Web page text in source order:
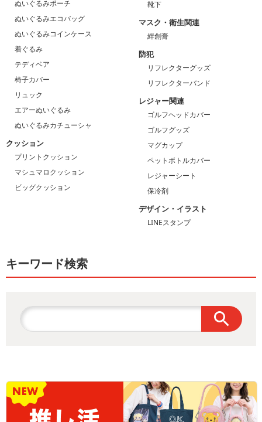
ぬいぐるみポーチ
ぬいぐるみエコバッグ
ぬいぐるみコインケース
着ぐるみ
テディベア
椅子カバー
リュック
エアーぬいぐるみ
ぬいぐるみカチューシャ
クッション
プリントクッション
マシュマロクッション
ビッグクッション
靴下
マスク・衛生関連
絆創膏
防犯
リフレクターグッズ
リフレクターバンド
レジャー関連
ゴルフヘッドカバー
ゴルフグッズ
マグカップ
ペットボトルカバー
レジャーシート
保冷剤
デザイン・イラスト
LINEスタンプ
キーワード検索